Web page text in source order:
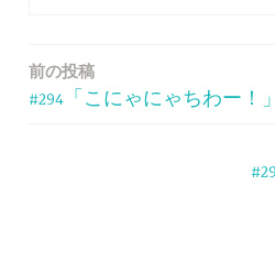
投
前の投稿
#294「こにゃにゃちわー！」